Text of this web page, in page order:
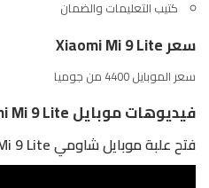
كتيب التعليمات والضمان
سعر Xiaomi Mi 9 Lite
سعر الموبايل 4400 من جوميا
فيديوهات موبايل Xiaomi Mi 9 Lite
فتح علبة موبايل شاومي Mi 9 Lite